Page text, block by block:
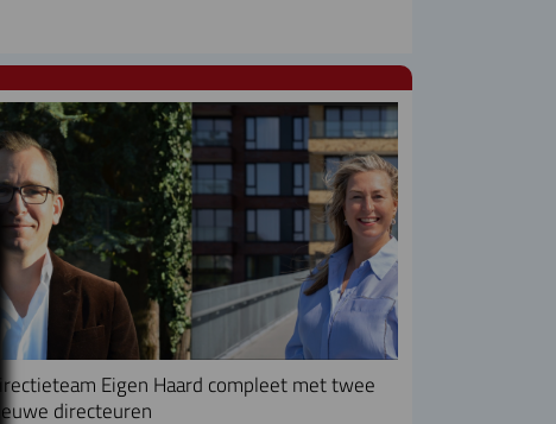
Directieteam Eigen Haard compleet met twee
nieuwe directeuren